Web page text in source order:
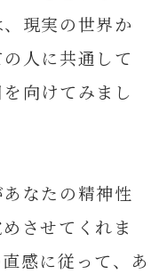
現実の世界か
人に共通して
向けてみまし
なたの精神性
させてくれま
感に従って、あ